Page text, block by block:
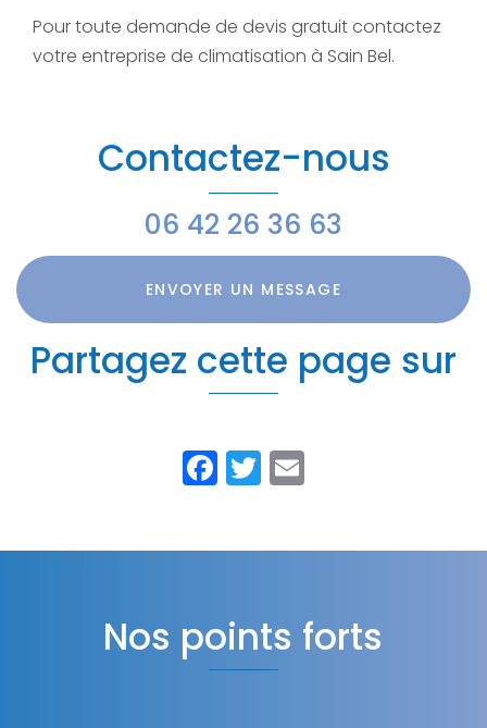
Pour toute demande de devis gratuit contactez
votre entreprise de climatisation à Sain Bel.
Contactez-nous
06 42 26 36 63
ENVOYER UN MESSAGE
Partagez cette page sur
Facebook
Twitter
Nos points forts